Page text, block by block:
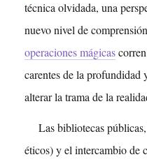
técnica olvidada, una
nuevo nivel de
operaciones mágicas
carentes de la profundidad
alterar la trama de la
Las bibliotecas
éticos) y el intercambio de